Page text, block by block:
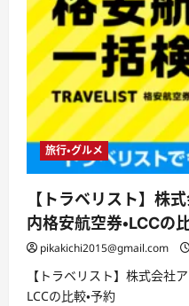
旅行・グルメ
【トラベリスト】株
内格安航空券・LCCの
pikakichi2015@gmail.com
【トラベリスト】株式会社
LCCの比較・予約